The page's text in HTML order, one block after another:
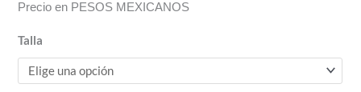
Precio en PESOS MEXICANOS
Talla